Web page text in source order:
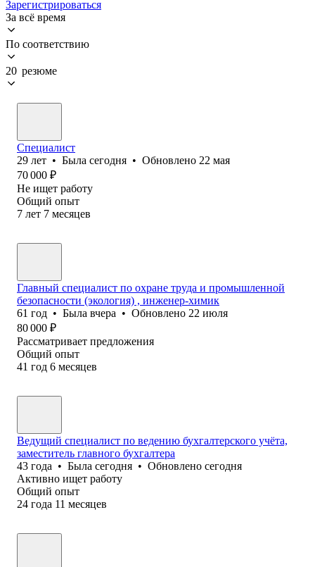
Зарегистрироваться
За всё время
По соответствию
20 резюме
Специалист
29 лет • Была сегодня • Обновлено 22 мая
70 000 ₽
Не ищет работу
Общий опыт
7 лет 7 месяцев
Главный специалист по охране труда и промышленной
безопасности (экология) , инженер-химик
61 год • Была вчера • Обновлено 22 июля
80 000 ₽
Рассматривает предложения
Общий опыт
41 год 6 месяцев
Ведущий специалист по ведению бухгалтерского учёта,
заместитель главного бухгалтера
43 года • Была сегодня • Обновлено сегодня
Активно ищет работу
Общий опыт
24 года 11 месяцев